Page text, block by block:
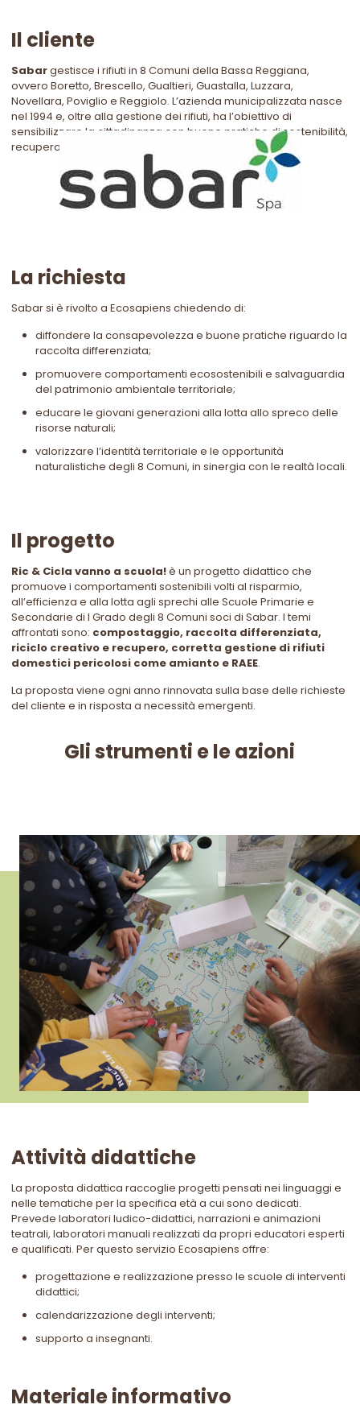
Il cliente
Sabargestisce i rifiuti in 8 Comuni della Bassa Reggiana,
ovvero Boretto, Brescello, Gualtieri, Guastalla, Luzzara,
Novellara, Poviglio e Reggiolo. L’azienda municipalizzata nasce
nel 1994 e, oltre alla gestione dei rifiuti, ha l’obiettivo di
sensibilizzare la cittadinanza con buone pratiche di sostenibilità,
recupero, riciclo e riduzione.
La richiesta
Sabar si è rivolto a Ecosapiens chiedendo di:
diffondere la consapevolezza e buone pratiche riguardo la
raccolta differenziata;
promuovere comportamenti ecosostenibili e salvaguardia
del patrimonio ambientale territoriale;
educare le giovani generazioni alla lotta allo spreco delle
risorse naturali;
valorizzare l’identità territoriale e le opportunità
naturalistiche degli 8 Comuni, in sinergia con le realtà locali.
Il progetto
Ric & Cicla vanno a scuola!è un progetto didattico che
promuove i comportamenti sostenibili volti al risparmio,
all’efficienza e alla lotta agli sprechi alle Scuole Primarie e
Secondarie di I Grado degli 8 Comuni soci di Sabar. I temi
affrontati sono: compostaggio, raccolta differenziata,
riciclo creativo e recupero, corretta gestione di rifiuti
domestici pericolosi come amianto e RAEE.
La proposta viene ogni anno rinnovata sulla base delle richieste
del cliente e in risposta a necessità emergenti.
Gli strumenti e le azioni
Attività didattiche
La proposta didattica raccoglie progetti pensati nei linguaggi e
nelle tematiche per la specifica età a cui sono dedicati.
Prevede laboratori ludico-didattici, narrazioni e animazioni
teatrali, laboratori manuali realizzati da propri educatori esperti
e qualificati. Per questo servizio Ecosapiens offre:
progettazione e realizzazione presso le scuole di interventi
didattici;
calendarizzazione degli interventi;
supporto a insegnanti.
Materiale informativo